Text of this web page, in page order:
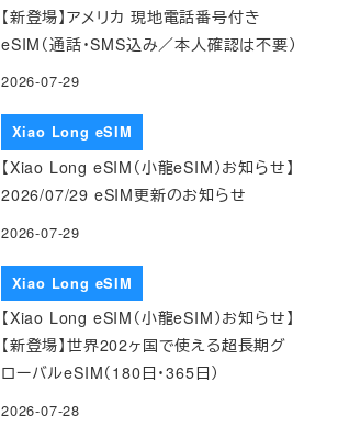
【新登場】アメリカ 現地電話番号付き
eSIM（通話・SMS込み／本人確認は不要）
2026-07-29
Xiao Long eSIM
【Xiao Long eSIM（小龍eSIM）お知らせ】
2026/07/29 eSIM更新のお知らせ
2026-07-29
Xiao Long eSIM
【Xiao Long eSIM（小龍eSIM）お知らせ】
【新登場】世界202ヶ国で使える超長期グ
ローバルeSIM（180日・365日）
2026-07-28